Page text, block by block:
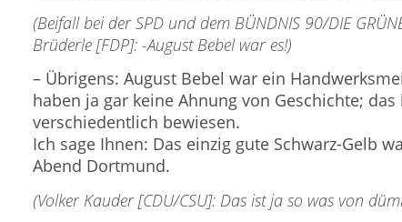
(Beifall bei der SPD und dem BÜNDNIS 90/DIE
Brüderle [FDP]: -August Bebel war es!)
– Übrigens: August Bebel war ein
haben ja gar keine Ahnung von Geschichte; das
verschiedentlich bewiesen.
Ich sage Ihnen: Das einzig gute Schwarz-Gelb
Abend Dortmund.
(Volker Kauder [CDU/CSU]: Das ist ja so was von